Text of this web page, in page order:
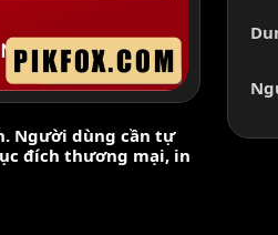
Người dùng cần tự
đích thương mại, in